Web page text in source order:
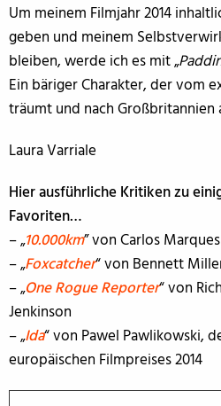
Um meinem Filmjahr 2014
geben und meinem
bleiben, werde ich es mit „
Ein bäriger Charakter, der vom
träumt und nach Großbritannien
Laura Varriale
Hier ausführliche Kritiken zu
Favoriten…
– „10.000km” von Carlos Marques
– „Foxcatcher“ von Bennett
– „One Rogue Reporter“ von
Jenkinson
– „Ida“ von Pawel Pawlikowski,
europäischen Filmpreises 2014